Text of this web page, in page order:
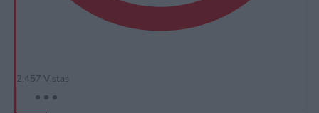
2,457 Vistas